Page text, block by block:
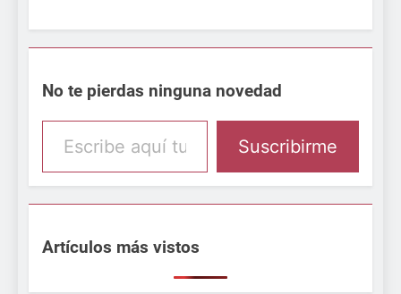
No te pierdas ninguna novedad
Escribe aquí tu email
Suscribirme
Artículos más vistos